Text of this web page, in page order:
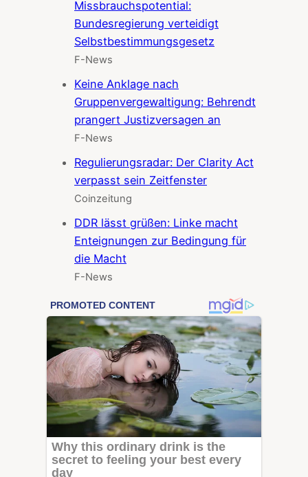
Missbrauchspotential:
Bundesregierung verteidigt
Selbstbestimmungsgesetz
F-News
Keine Anklage nach
Gruppenvergewaltigung: Behrendt
prangert Justizversagen an
F-News
Regulierungsradar: Der Clarity Act
verpasst sein Zeitfenster
Coinzeitung
DDR lässt grüßen: Linke macht
Enteignungen zur Bedingung für
die Macht
F-News